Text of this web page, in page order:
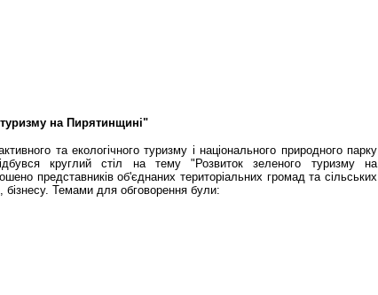
на Пирятинщині"
та екологічного туризму і національного природного парку
круглий стіл на тему "Розвиток зеленого туризму на
представників об'єднаних територіальних громад та сільських
бізнесу. Темами для обговорення були: